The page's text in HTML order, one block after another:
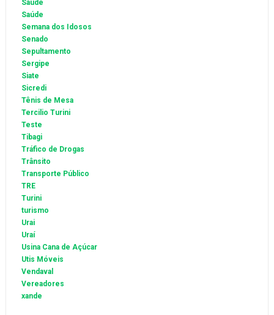
Saude
Saúde
Semana dos Idosos
Senado
Sepultamento
Sergipe
Siate
Sicredi
Tênis de Mesa
Tercilio Turini
Teste
Tibagi
Tráfico de Drogas
Trânsito
Transporte Público
TRE
Turini
turismo
Urai
Uraí
Usina Cana de Açúcar
Utis Móveis
Vendaval
Vereadores
xande